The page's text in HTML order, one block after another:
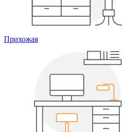
Прихожая